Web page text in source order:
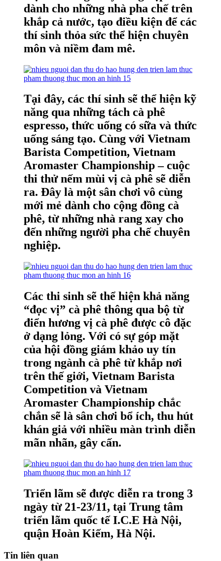
dành cho những nhà pha chế trên
khắp cả nước, tạo điều kiện để các
thí sinh thỏa sức thể hiện chuyên
môn và niềm đam mê.
Tại đây, các thí sinh sẽ thể hiện kỹ
năng qua những tách cà phê
espresso, thức uống có sữa và thức
uống sáng tạo. Cùng với Vietnam
Barista Competition, Vietnam
Aromaster Championship – cuộc
thi thử nếm mùi vị cà phê sẽ diễn
ra. Đây là một sân chơi vô cùng
mới mẻ dành cho cộng đồng cà
phê, từ những nhà rang xay cho
đến những người pha chế chuyên
nghiệp.
Các thi sinh sẽ thể hiện khả năng
“đọc vị” cà phê thông qua bộ từ
điển hương vị cà phê được cô đặc
ở dạng lỏng. Với có sự góp mặt
của hội đồng giám khảo uy tín
trong ngành cà phê từ khắp nơi
trên thế giới, Vietnam Barista
Competition và Vietnam
Aromaster Championship chắc
chắn sẽ là sân chơi bổ ích, thu hút
khán giả với nhiều màn trình diễn
mãn nhãn, gây cấn.
Triển lãm sẽ được diễn ra trong 3
ngày từ 21-23/11, tại Trung tâm
triển lãm quốc tế I.C.E Hà Nội,
quận Hoàn Kiếm, Hà Nội.
Tin liên quan